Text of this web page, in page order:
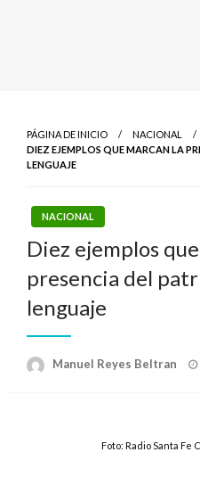
PÁGINA DE INICIO
NACIONAL
DIEZ EJEMPLOS QUE MARCAN LA
LENGUAJE
NACIONAL
Diez ejemplos
presencia del
lenguaje
Manuel Reyes Beltran
Foto: Radio Santa Fe